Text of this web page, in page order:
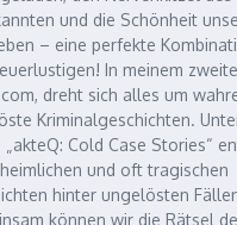
und die Schönheit
– eine perfekte
In meinem
dreht sich alles um
Kriminalgeschichten.
Cold Case Stories“
und oft tragischen
hinter ungelösten
können wir die Rätsel